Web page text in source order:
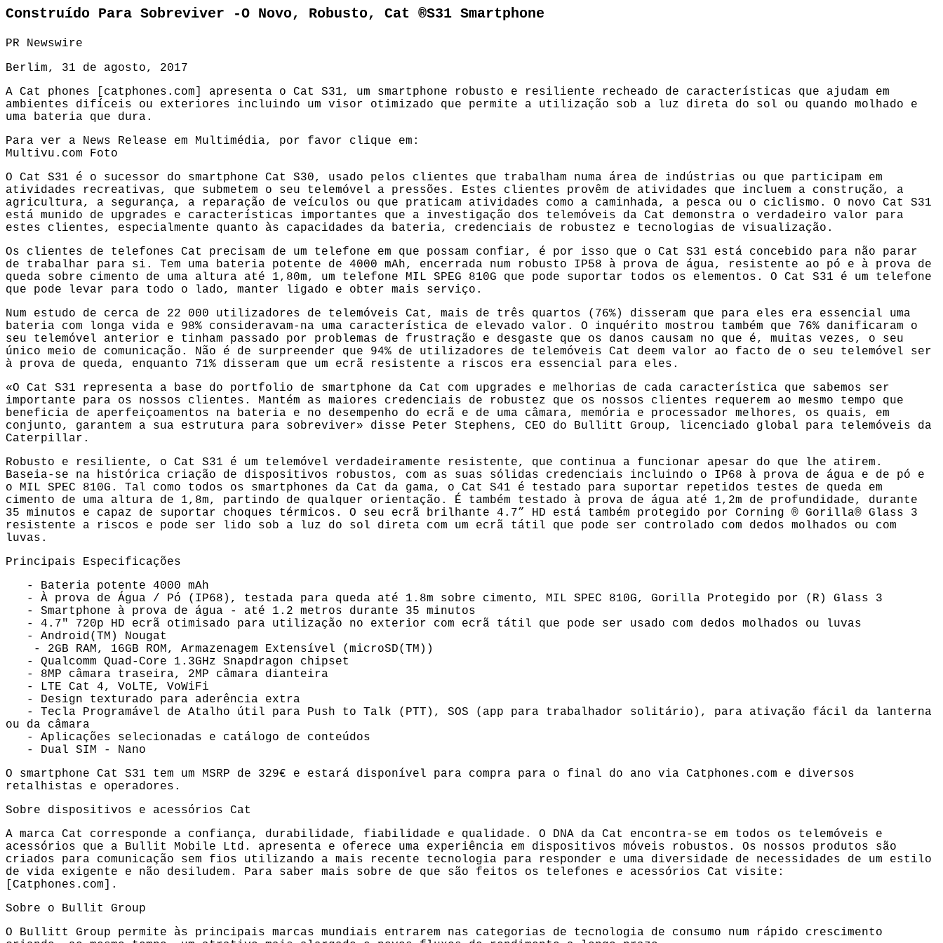
Construído Para Sobreviver -O Novo, Robusto, Cat ®S31 Smartphone
PR Newswire
Berlim, 31 de agosto, 2017
A Cat phones [ catphones.com ] apresenta o Cat S31, um smartphone robusto e resiliente recheado de características que ajudam em
ambientes difíceis ou exteriores incluindo um visor otimizado que permite a utilização sob a luz direta do sol ou quando molhado e
uma bateria que dura.
Para ver a News Release em Multimédia, por favor clique em:
Multivu.com
Foto
O Cat S31 é o sucessor do smartphone Cat S30, usado pelos clientes que trabalham numa área de indústrias ou que participam em
atividades recreativas, que submetem o seu telemóvel a pressões. Estes clientes provêm de atividades que incluem a construção, a
agricultura, a segurança, a reparação de veículos ou que praticam atividades como a caminhada, a pesca ou o ciclismo. O novo Cat S31
está munido de upgrades e características importantes que a investigação dos telemóveis da Cat demonstra o verdadeiro valor para
estes clientes, especialmente quanto às capacidades da bateria, credenciais de robustez e tecnologias de visualização.
Os clientes de telefones Cat precisam de um telefone em que possam confiar, é por isso que o Cat S31 está concebido para não parar
de trabalhar para si. Tem uma bateria potente de 4000 mAh, encerrada num robusto IP58 à prova de água, resistente ao pó e à prova de
queda sobre cimento de uma altura até 1,80m, um telefone MIL SPEG 810G que pode suportar todos os elementos. O Cat S31 é um telefone
que pode levar para todo o lado, manter ligado e obter mais serviço.
Num estudo de cerca de 22 000 utilizadores de telemóveis Cat, mais de três quartos (76%) disseram que para eles era essencial uma
bateria com longa vida e 98% consideravam-na uma característica de elevado valor. O inquérito mostrou também que 76% danificaram o
seu telemóvel anterior e tinham passado por problemas de frustração e desgaste que os danos causam no que é, muitas vezes, o seu
único meio de comunicação. Não é de surpreender que 94% de utilizadores de telemóveis Cat deem valor ao facto de o seu telemóvel ser
à prova de queda, enquanto 71% disseram que um ecrã resistente a riscos era essencial para eles.
«O Cat S31 representa a base do portfolio de smartphone da Cat com upgrades e melhorias de cada característica que sabemos ser
importante para os nossos clientes. Mantém as maiores credenciais de robustez que os nossos clientes requerem ao mesmo tempo que
beneficia de aperfeiçoamentos na bateria e no desempenho do ecrã e de uma câmara, memória e processador melhores, os quais, em
conjunto, garantem a sua estrutura para sobreviver» disse Peter Stephens, CEO do Bullitt Group, licenciado global para telemóveis da
Caterpillar.
Robusto e resiliente, o Cat S31 é um telemóvel verdadeiramente resistente, que continua a funcionar apesar do que lhe atirem.
Baseia-se na histórica criação de dispositivos robustos, com as suas sólidas credenciais incluindo o IP68 à prova de água e de pó e
o MIL SPEC 810G. Tal como todos os smartphones da Cat da gama, o Cat S41 é testado para suportar repetidos testes de queda em
cimento de uma altura de 1,8m, partindo de qualquer orientação. É também testado à prova de água até 1,2m de profundidade, durante
35 minutos e capaz de suportar choques térmicos. O seu ecrã brilhante 4.7” HD está também protegido por Corning ® Gorilla® Glass 3
resistente a riscos e pode ser lido sob a luz do sol direta com um ecrã tátil que pode ser controlado com dedos molhados ou com
luvas.
Principais Especificações
- Bateria potente 4000 mAh
- À prova de Água / Pó (IP68), testada para queda até 1.8m sobre cimento, MIL SPEC 810G, Gorilla Protegido por (R) Glass 3
- Smartphone à prova de água - até 1.2 metros durante 35 minutos
- 4.7" 720p HD ecrã otimisado para utilização no exterior com ecrã tátil que pode ser usado com dedos molhados ou luvas
- Android(TM) Nougat
- 2GB RAM, 16GB ROM, Armazenagem Extensível (microSD(TM))
- Qualcomm Quad-Core 1.3GHz Snapdragon chipset
- 8MP câmara traseira, 2MP câmara dianteira
- LTE Cat 4, VoLTE, VoWiFi
- Design texturado para aderência extra
- Tecla Programável de Atalho útil para Push to Talk (PTT), SOS (app para trabalhador solitário), para ativação fácil da lanterna
ou da câmara
- Aplicações selecionadas e catálogo de conteúdos
- Dual SIM - Nano
O smartphone Cat S31 tem um MSRP de 329€ e estará disponível para compra para o final do ano via Catphones.com e diversos
retalhistas e operadores.
Sobre dispositivos e acessórios Cat
A marca Cat corresponde a confiança, durabilidade, fiabilidade e qualidade. O DNA da Cat encontra-se em todos os telemóveis e
acessórios que a Bullit Mobile Ltd. apresenta e oferece uma experiência em dispositivos móveis robustos. Os nossos produtos são
criados para comunicação sem fios utilizando a mais recente tecnologia para responder e uma diversidade de necessidades de um estilo
de vida exigente e não desiludem. Para saber mais sobre de que são feitos os telefones e acessórios Cat visite:
Catphones.com ].
Sobre o Bullit Group
O Bullitt Group permite às principais marcas mundiais entrarem nas categorias de tecnologia de consumo num rápido crescimento